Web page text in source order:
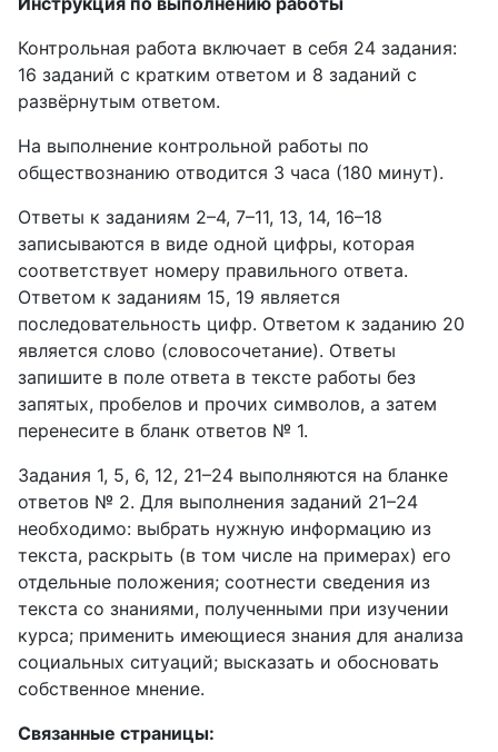
Контрольная работа включает в себя 24 задания:
16 заданий с кратким ответом и 8 заданий с
развёрнутым ответом.
На выполнение контрольной работы по
обществознанию отводится 3 часа (180 минут).
Ответы к заданиям 2–4, 7–11, 13, 14, 16–18
записываются в виде одной цифры, которая
соответствует номеру правильного ответа.
Ответом к заданиям 15, 19 является
последовательность цифр. Ответом к заданию 20
является слово (словосочетание). Ответы
запишите в поле ответа в тексте работы без
запятых, пробелов и прочих символов, а затем
перенесите в бланк ответов № 1.
Задания 1, 5, 6, 12, 21–24 выполняются на бланке
ответов № 2. Для выполнения заданий 21–24
необходимо: выбрать нужную информацию из
текста, раскрыть (в том числе на примерах) его
отдельные положения; соотнести сведения из
текста со знаниями, полученными при изучении
курса; применить имеющиеся знания для анализа
социальных ситуаций; высказать и обосновать
собственное мнение.
Связанные страницы: